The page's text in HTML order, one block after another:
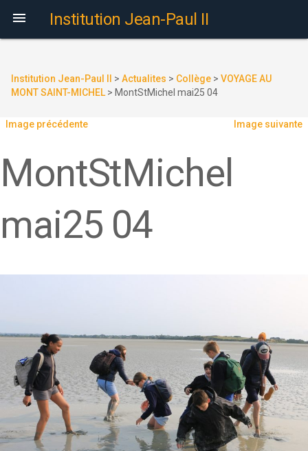
 Institution Jean-Paul II
Institution Jean-Paul II > Actualites > Collège > VOYAGE AU
MONT SAINT-MICHEL > MontStMichel mai25 04
Image précédente Image suivante
MontStMichel
mai25 04